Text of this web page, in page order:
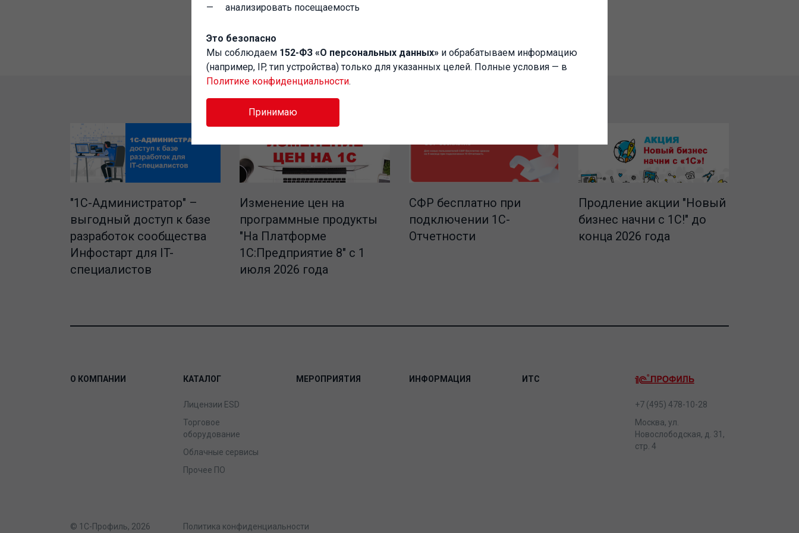
"1C-Администратор" –
выгодный доступ к базе
разработок сообщества
Инфостарт для IT-
специалистов
Изменение цен на
программные продукты
"На Платформе
1С:Предприятие 8" с 1
июля 2026 года
СФР бесплатно при
подключении 1С-
Отчетности
Продление акции "Новый
бизнес начни с 1С!" до
конца 2026 года
О КОМПАНИИ КАТАЛОГ
Лицензии ESD
Торговое
оборудование
Облачные сервисы
Прочее ПО
МЕРОПРИЯТИЯ ИНФОРМАЦИЯ ИТС
+7 (495) 478-10-28
Москва, ул.
Новослободская, д. 31,
стр. 4
© 1С-Профиль, 2026 Политика конфиденциальности
анализировать посещаемость
Это безопасно
Мы соблюдаем 152-ФЗ «О персональных данных» и обрабатываем информацию
(например, IP, тип устройства) только для указанных целей. Полные условия — в
Политике конфиденциальности.
Принимаю